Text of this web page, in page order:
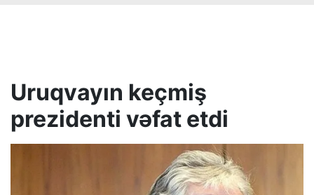
Uruqvayın keçmiş
prezidenti vəfat etdi